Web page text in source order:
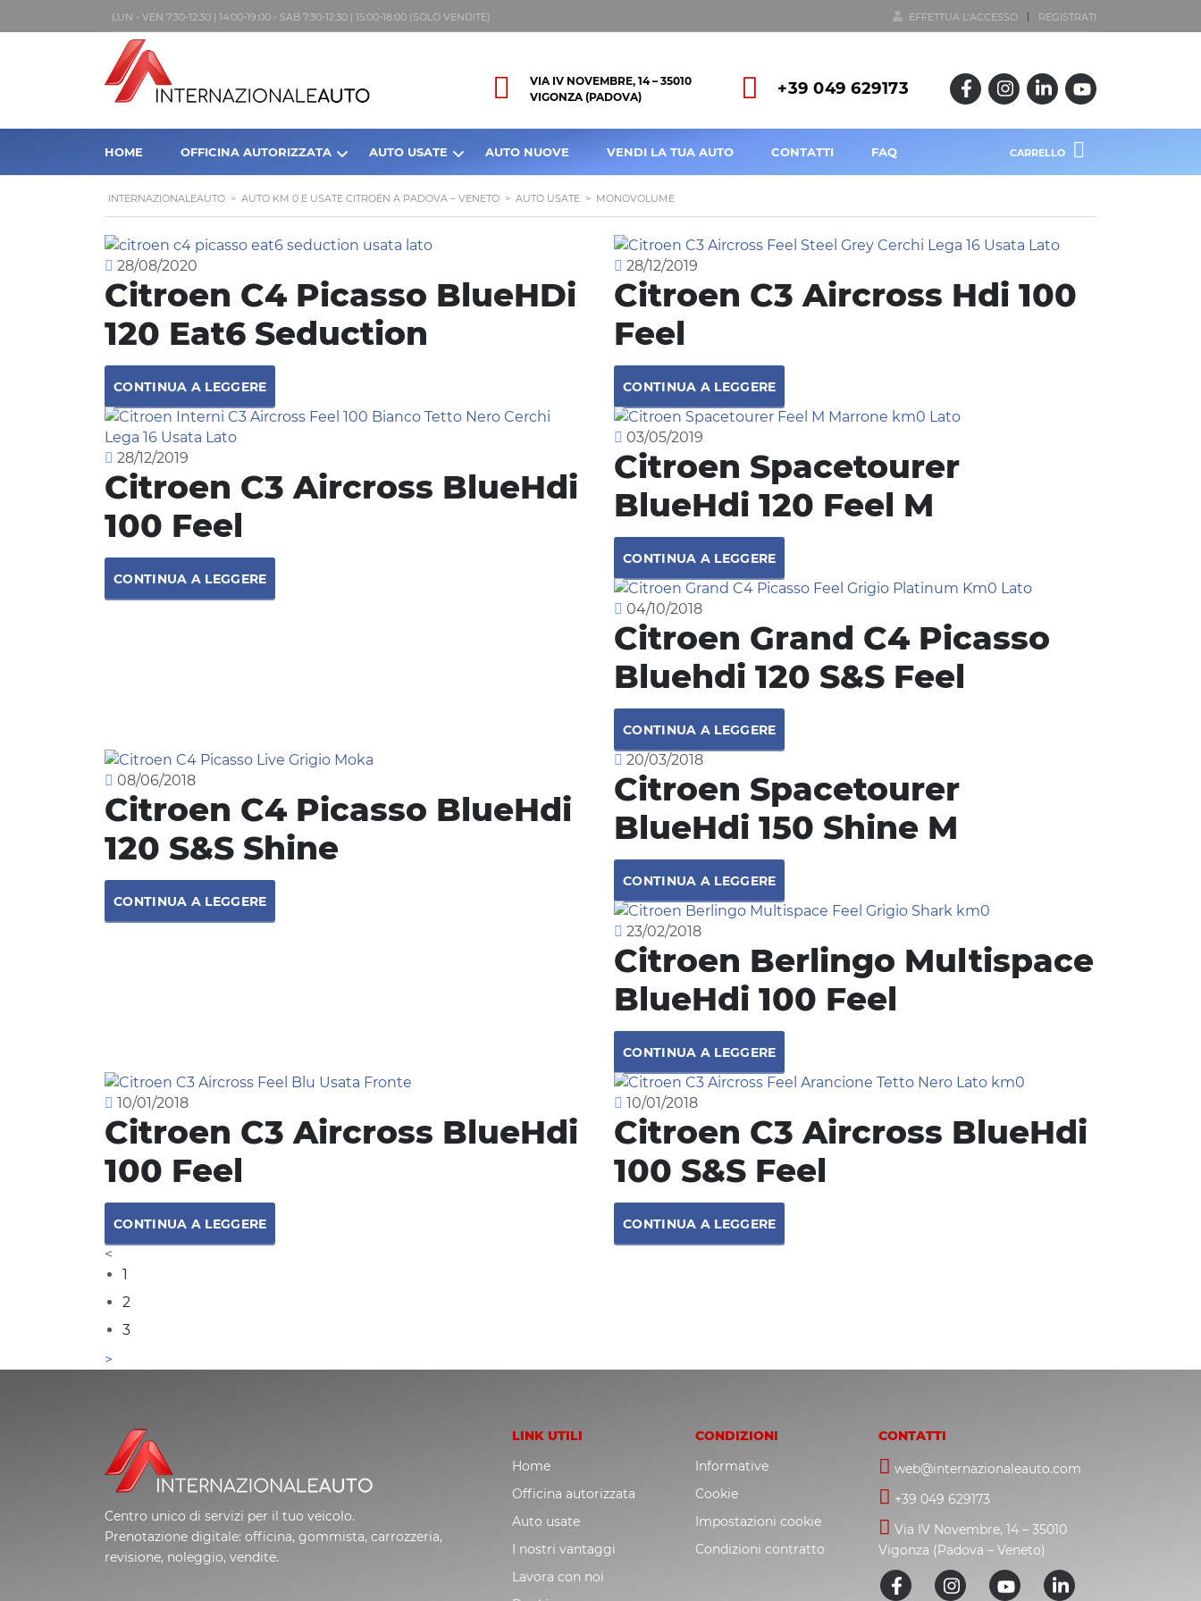
EFFETTUA L'ACCESSO REGISTRATI
LUN - VEN 7:30-12:30 | 14:00-19:00 - SAB 7:30-12:30 | 15:00-18:00 (SOLO VENDITE)
+39 049 629173
VIA IV NOVEMBRE, 14 – 35010
VIGONZA (PADOVA)
CARRELLO
HOME OFFICINA AUTORIZZATA AUTO USATE AUTO NUOVE VENDI LA TUA AUTO CONTATTI FAQ
INTERNAZIONALEAUTO > AUTO KM 0 E USATE CITROËN A PADOVA – VENETO > AUTO USATE > MONOVOLUME
28/08/2020
Citroen C4 Picasso BlueHDi
120 Eat6 Seduction
CONTINUA A LEGGERE
28/12/2019
Citroen C3 Aircross Hdi 100
Feel
CONTINUA A LEGGERE
28/12/2019
Citroen C3 Aircross BlueHdi
100 Feel
CONTINUA A LEGGERE
03/05/2019
Citroen Spacetourer
BlueHdi 120 Feel M
CONTINUA A LEGGERE
04/10/2018
Citroen Grand C4 Picasso
Bluehdi 120 S&S Feel
CONTINUA A LEGGERE
08/06/2018
Citroen C4 Picasso BlueHdi
120 S&S Shine
CONTINUA A LEGGERE
20/03/2018
Citroen Spacetourer
BlueHdi 150 Shine M
CONTINUA A LEGGERE
23/02/2018
Citroen Berlingo Multispace
BlueHdi 100 Feel
CONTINUA A LEGGERE
10/01/2018
Citroen C3 Aircross BlueHdi
100 Feel
CONTINUA A LEGGERE
10/01/2018
Citroen C3 Aircross BlueHdi
100 S&S Feel
CONTINUA A LEGGERE
1
2
3
Centro unico di servizi per il tuo veicolo.
Prenotazione digitale: officina, gommista, carrozzeria,
revisione, noleggio, vendite.
LINK UTILI
Home
Officina autorizzata
Auto usate
I nostri vantaggi
Lavora con noi
CONDIZIONI
Informative
Cookie
Impostazioni cookie
Condizioni contratto
CONTATTI
web@internazionaleauto.com
+39 049 629173
Via IV Novembre, 14 – 35010
Vigonza (Padova – Veneto)